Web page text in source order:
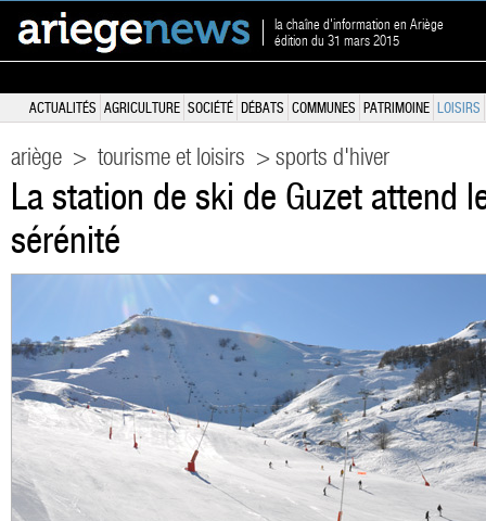
la chaîne d'information en Ariège
édition du 31 mars 2015
ACTUALITÉS AGRICULTURE SOCIÉTÉ DÉBATS COMMUNES PATRIMOINE LOISIRS
ariège > tourisme et loisirs > sports d'hiver
La station de ski de Guzet attend
sérénité